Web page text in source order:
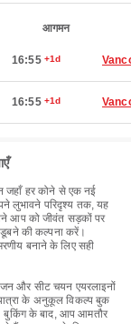
आगमन
16:55 +1d
16:55 +1d
जहाँ हर कोने से एक नई
लुभावने परिदृश्य तक, यह
आप को जीवंत सड़कों पर
की कल्पना करें।
बनाने के लिए सही
और सीट चयन एयरलाइनों
के अनुकूल विकल्प बुक
बुकिंग के बाद, आप आमतौर